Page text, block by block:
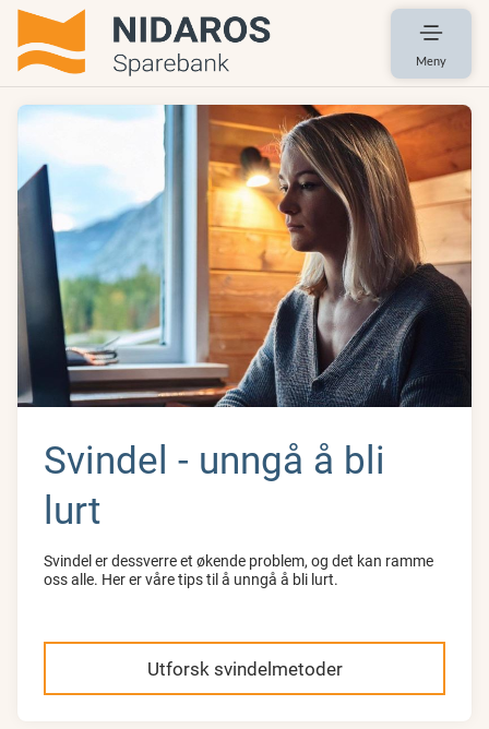
Meny
Svindel - unngå å bli
lurt
Svindel er dessverre et økende problem, og det kan ramme
oss alle. Her er våre tips til å unngå å bli lurt.
Utforsk svindelmetoder